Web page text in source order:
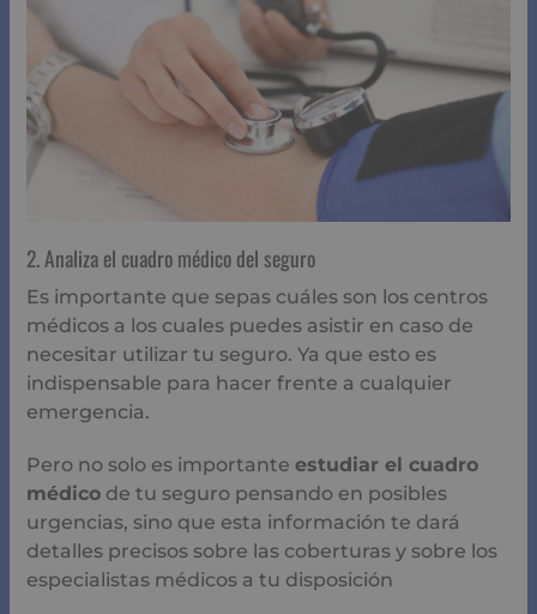
2. Analiza el cuadro médico del seguro
Es importante que sepas cuáles son los centros
médicos a los cuales puedes asistir en caso de
necesitar utilizar tu seguro. Ya que esto es
indispensable para hacer frente a cualquier
emergencia.
Pero no solo es importante estudiar el cuadro
médico de tu seguro pensando en posibles
urgencias, sino que esta información te dará
detalles precisos sobre las coberturas y sobre los
especialistas médicos a tu disposición